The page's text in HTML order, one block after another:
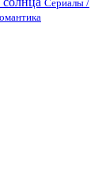
Сериалы /